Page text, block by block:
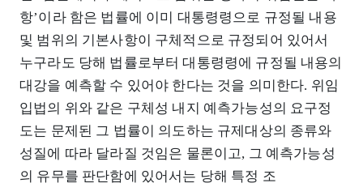
항’이라 함은 법률에 이미 대통령령으로 규정될 내용
및 범위의 기본사항이 구체적으로 규정되어 있어서
누구라도 당해 법률로부터 대통령령에 규정될 내용의
대강을 예측할 수 있어야 한다는 것을 의미한다. 위임
입법의 위와 같은 구체성 내지 예측가능성의 요구정
도는 문제된 그 법률이 의도하는 규제대상의 종류와
성질에 따라 달라질 것임은 물론이고, 그 예측가능성
의 유무를 판단함에 있어서는 당해 특정 조